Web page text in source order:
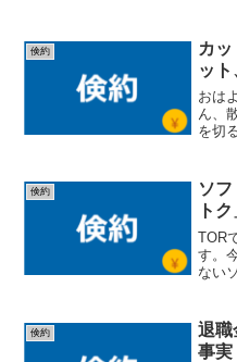
り目
気を
倹約
カ
ット
おは
ん、
を切
にい
が勿
倹約
ソ
ト
TOR
す。
ない
是非
倹約
退職
事実